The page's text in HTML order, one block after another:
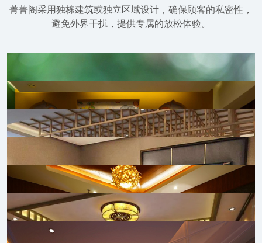
菁菁阁采用独栋建筑或独立区域设计，确保顾客的私密性，
避免外界干扰，提供专属的放松体验。